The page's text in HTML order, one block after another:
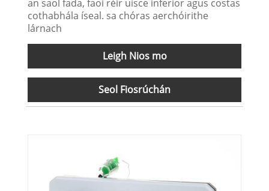
an saol fada, faoi réir uisce inferior agus costas
cothabhála íseal. sa chóras aerchóirithe
lárnach
Leigh Nios mo
Seol Fiosrúchán